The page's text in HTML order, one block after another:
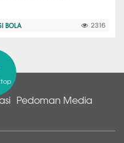
BOLA 2316
Pedoman Media